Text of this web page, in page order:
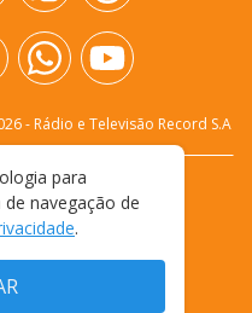
- Rádio e Televisão Record S.A
PRIVACIDADE
DE USO
para
navegação de
.